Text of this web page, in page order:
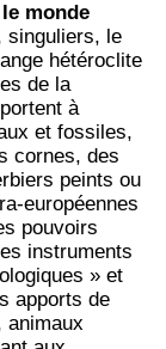
monde
singuliers, le
hétéroclite
de la
à
et fossiles,
cornes, des
peints ou
européennes
pouvoirs
instruments
» et
apports de
animaux